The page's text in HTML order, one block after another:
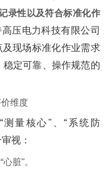
录性以及符合标准化作
压电力科技有限公司
现场标准化作业需求
定可靠、操作规范的
维度
测量核心"、“系统防
视：
心脏"。